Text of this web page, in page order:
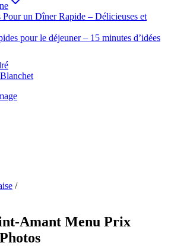
Pour un Dîner Rapide – Délicieuses et
pour le déjeuner – 15 minutes d’idées
/
Amant Menu Prix